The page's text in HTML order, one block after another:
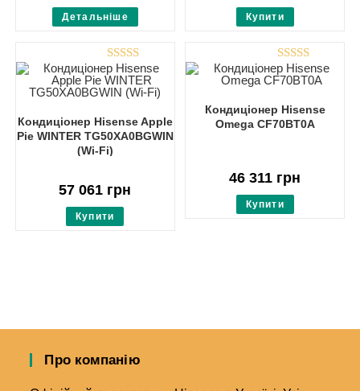
Детальніше Купити
Rated5.00
out of 5
Кондиціонер Hisense Apple
Pie WINTER TG50XA0BGWIN
(Wi-Fi)
57 061 грн
Купити
Rated5.00
Кондиціонер Hisense
Omega CF70BT0A
46 311 грн
Купити
Про компанію